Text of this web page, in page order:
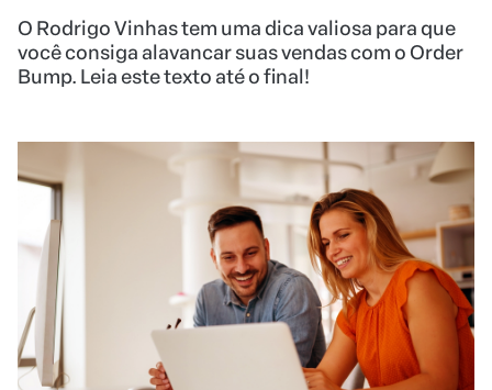
O Rodrigo Vinhas tem uma dica valiosa para que
você consiga alavancar suas vendas com o Order
Bump. Leia este texto até o final!